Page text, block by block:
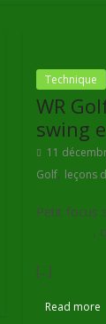
Technique
WR
swing
11
Golf, leçons
Petit focus
,
[...]
Read more